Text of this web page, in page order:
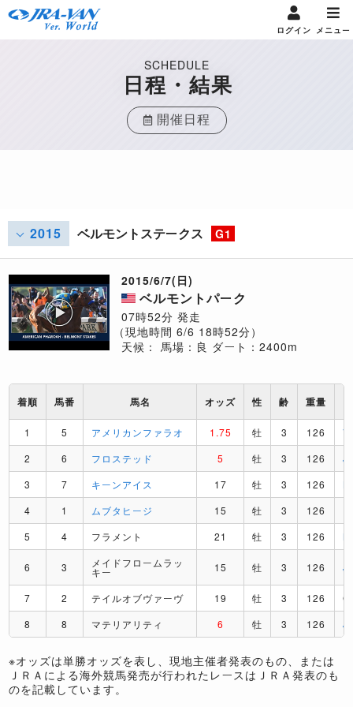
ログイン メニュー
SCHEDULE
日程・結果
開催日程
2015 ベルモントステークス G1
2015/6/7(日)
ベルモントパーク
07時52分 発走
（現地時間 6/6 18時52分）
天候： 馬場：良 ダート：2400m
着順 馬番 馬名 オッズ 性 齢 重量
1 5 アメリカンファラオ 1.75 牡 3 126
V
2
6 フロステッド 5 牡 3 126
J
3
7 キーンアイス 17 牡 3 126
4
1 ムブタヒージ 15 牡 3 126
5
4 フラメント 21 牡 3 126
6 3 メイドフロームラッ
キー 15 牡 3 126 J
7 2 テイルオブヴァーヴ 19 牡 3 126
G
8
8 マテリアリティ 6 牡 3 126 J
※オッズは単勝オッズを表し、現地主催者発表のもの、または
ＪＲＡによる海外競馬発売が行われたレースはＪＲＡ発表のも
のを記載しています。